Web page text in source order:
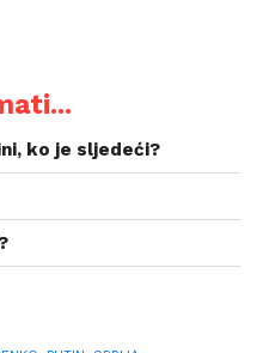
ko je sljedeći?